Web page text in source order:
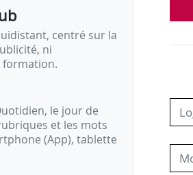
centré sur la
ni
formation.
le jour de
et les mots
(App), tablette